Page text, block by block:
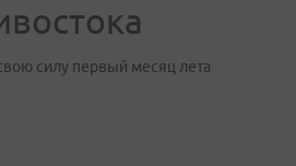
силу первый месяц лета